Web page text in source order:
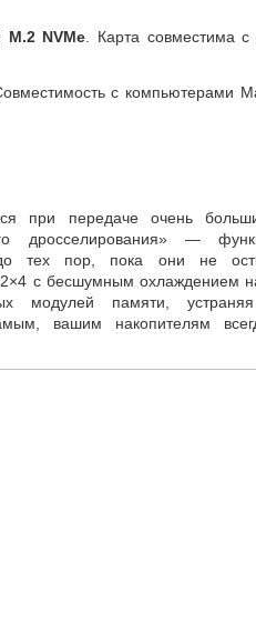
NVMe . Карта совместима
с компьютерами
при передаче очень
дросселирования» —
тех пор
пока они не
с бесшумным охлаждением
модулей памяти
вашим накопителям